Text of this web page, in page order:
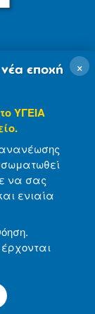
Policy
×
νέα εποχή
ΥΓΕΙΑ
να σας
ενιαία